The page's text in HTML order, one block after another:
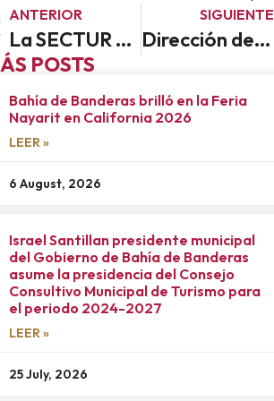
ANTERIOR
La SECTUR Nayarit fortalece a municipios de Nayarit con estrategias para impulsar el Turismo MICE
SIGUIENTE
Dirección de Turismo de Bahía de Banderas fortalece agenda local, nacional e internacional
POSTS
Bahía de Banderas brilló en la Feria
Nayarit en California 2026
LEER »
6 August, 2026
Israel Santillan presidente municipal
del Gobierno de Bahía de Banderas
asume la presidencia del Consejo
Consultivo Municipal de Turismo para
el periodo 2024-2027
LEER »
25 July, 2026